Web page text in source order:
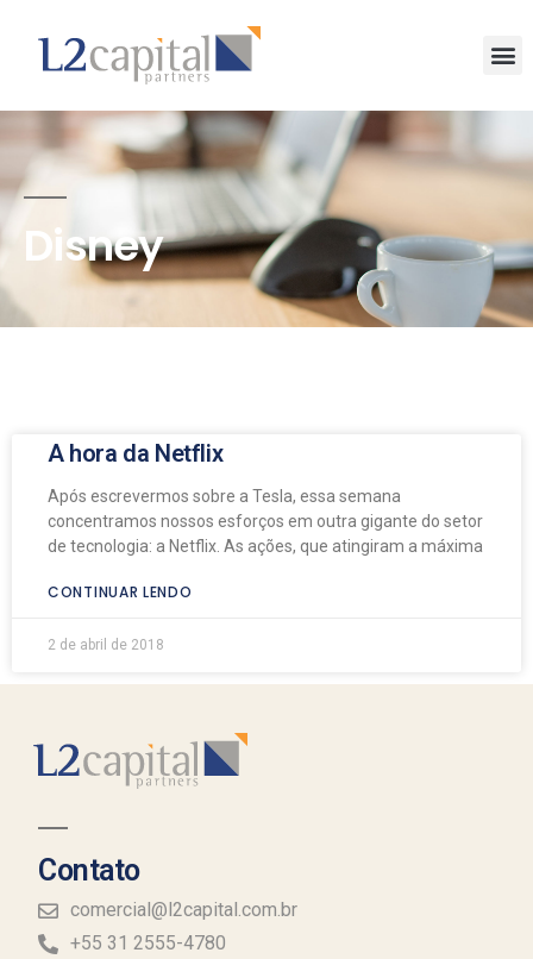
Disney
A hora da Netflix
Após escrevermos sobre a Tesla, essa semana
concentramos nossos esforços em outra gigante do setor
de tecnologia: a Netflix. As ações, que atingiram a máxima
CONTINUAR LENDO
2 de abril de 2018
Contato
comercial@l2capital.com.br
+55 31 2555-4780